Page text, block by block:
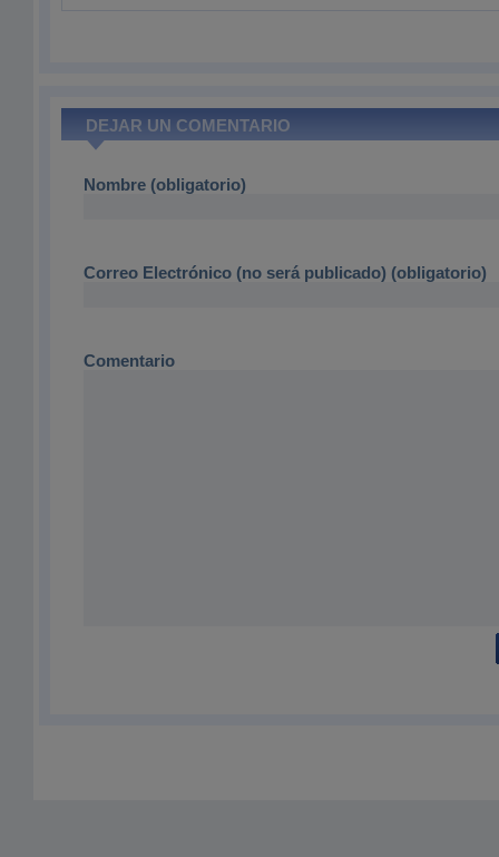
DEJAR UN COMENTARIO
Nombre (obligatorio)
Correo Electrónico (no será publicado) (obligatorio)
Comentario